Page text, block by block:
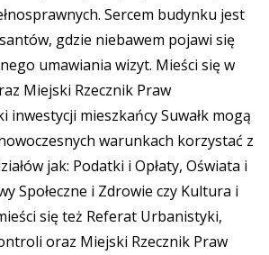
Sercem budynku jest
gdzie niebawem pojawi się
umawiania wizyt. Mieści się w
Miejski Rzecznik Praw
inwestycji mieszkańcy Suwałk mogą
warunkach korzystać z
jak: Podatki i Opłaty, Oświata i
Społeczne i Zdrowie czy Kultura i
się też Referat Urbanistyki,
oraz Miejski Rzecznik Praw